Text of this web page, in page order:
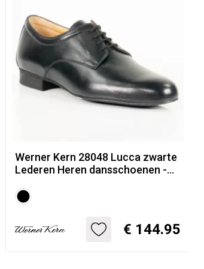
Werner Kern 28048 Lucca zwarte
Lederen Heren dansschoenen -
€ 144.95